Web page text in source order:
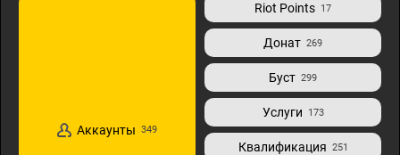
Аккаунты 349
Riot Points 17
Донат 269
Буст 299
Услуги 173
Квалификация 251